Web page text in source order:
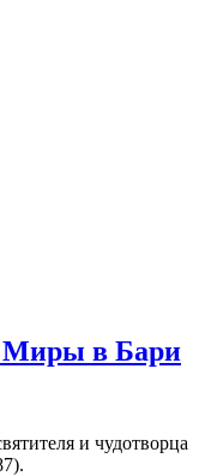
Миры в Бари
и чудотворца